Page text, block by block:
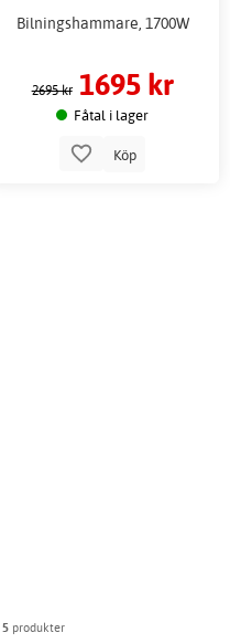
Bilningshammare, 1700W
2695 kr 1695 kr
Fåtal i lager
Köp
5 produkter